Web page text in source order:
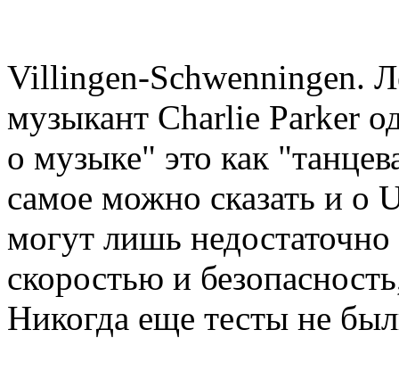
Villingen-Schwenningen.
музыкант Charlie Parker
о музыке" это как
самое можно сказать и о
могут лишь
скоростью и
Никогда еще тесты не